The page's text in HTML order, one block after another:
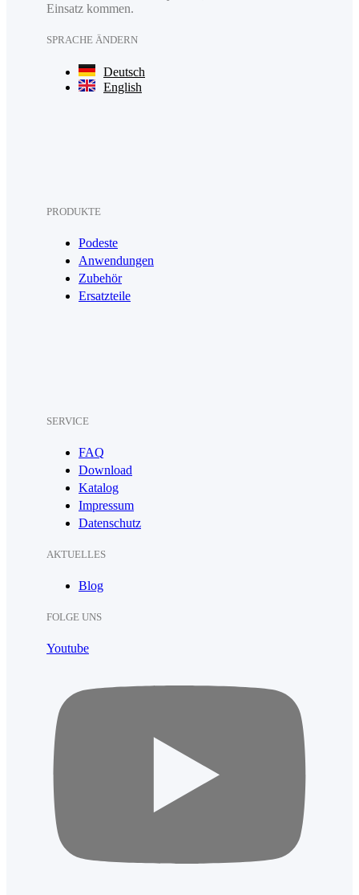
Einsatz kommen.
SPRACHE ÄNDERN
Deutsch
English
PRODUKTE
Podeste
Anwendungen
Zubehör
Ersatzteile
SERVICE
FAQ
Download
Katalog
Impressum
Datenschutz
AKTUELLES
Blog
FOLGE UNS
Youtube